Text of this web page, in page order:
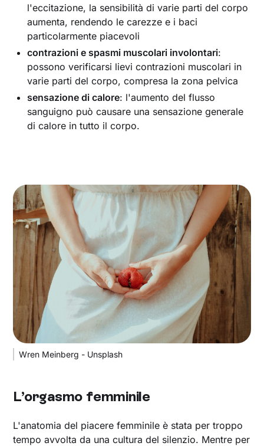
l'eccitazione, la sensibilità di varie parti del corpo
aumenta, rendendo le carezze e i baci
particolarmente piacevoli
contrazioni e spasmi muscolari involontari:
possono verificarsi lievi contrazioni muscolari in
varie parti del corpo, compresa la zona pelvica
sensazione di calore: l'aumento del flusso
sanguigno può causare una sensazione generale
di calore in tutto il corpo.
Wren Meinberg - Unsplash
L’orgasmo femminile
L'anatomia del piacere femminile è stata per troppo
tempo avvolta da una cultura del silenzio. Mentre per